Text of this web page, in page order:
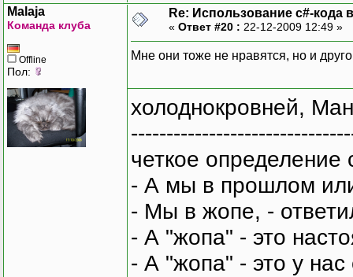
Malaja
Команда клуба
Offline
Пол:
Re: Использование c#-кода
« Ответ #20 : 22-12-2009 12:49 »
Мне они тоже не нравятся, но и
холоднокровней,
четкое
- А мы в прошлом
- Мы в жопе, -
- А "жопа" - это
- А "жопа" - это у